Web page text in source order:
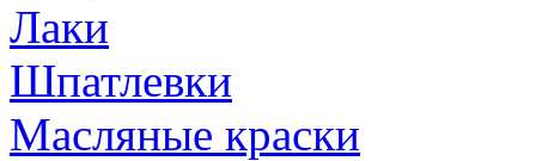
Лаки
Шпатлевки
Масляные краски